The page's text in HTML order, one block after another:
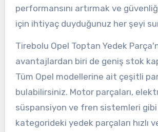
performansını artırmak ve
için ihtiyaç duyduğunuz her şeyi
Tirebolu Opel Toptan Yedek
avantajlardan biri de geniş stok
Tüm Opel modellerine ait çeşitli
bulabilirsiniz. Motor parçaları,
süspansiyon ve fren sistemleri
kategorideki yedek parçaları hızlı